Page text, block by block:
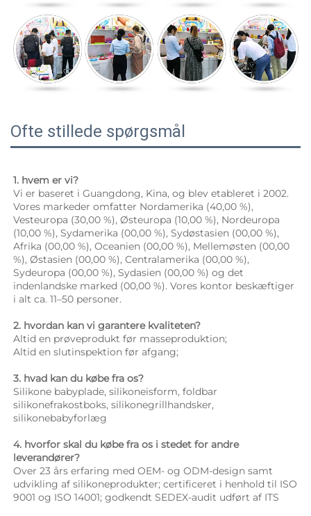
Ofte stillede spørgsmål
1. hvem er vi?
Vi er baseret i Guangdong, Kina, og blev etableret i 2002.
Vores markeder omfatter Nordamerika (40,00 %),
Vesteuropa (30,00 %), Østeuropa (10,00 %), Nordeuropa
(10,00 %), Sydamerika (00,00 %), Sydøstasien (00,00 %),
Afrika (00,00 %), Oceanien (00,00 %), Mellemøsten (00,00
%), Østasien (00,00 %), Centralamerika (00,00 %),
Sydeuropa (00,00 %), Sydasien (00,00 %) og det
indenlandske marked (00,00 %). Vores kontor beskæftiger
i alt ca. 11–50 personer.
2. hvordan kan vi garantere kvaliteten?
Altid en prøveprodukt før masseproduktion;
Altid en slutinspektion før afgang;
3. hvad kan du købe fra os?
Silikone babyplade, silikoneisform, foldbar
silikonefrakostboks, silikonegrillhandsker,
silikonebabyforlæg
4. hvorfor skal du købe fra os i stedet for andre
leverandører?
Over 23 års erfaring med OEM- og ODM-design samt
udvikling af silikoneprodukter; certificeret i henhold til ISO
9001 og ISO 14001; godkendt SEDEX-audit udført af ITS